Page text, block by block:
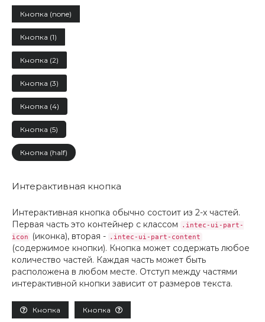
Кнопка (none)
Кнопка (1)
Кнопка (2)
Кнопка (3)
Кнопка (4)
Кнопка (5)
Кнопка (half)
Интерактивная кнопка
Интерактивная кнопка обычно состоит из 2-х частей.
Первая часть это контейнер с классом
.intec-ui-part-
icon
(иконка), вторая - .intec-ui-part-content
(содержимое кнопки). Кнопка может содержать любое
количество частей. Каждая часть может быть
расположена в любом месте. Отступ между частями
интерактивной кнопки зависит от размеров текста.
Кнопка Кнопка